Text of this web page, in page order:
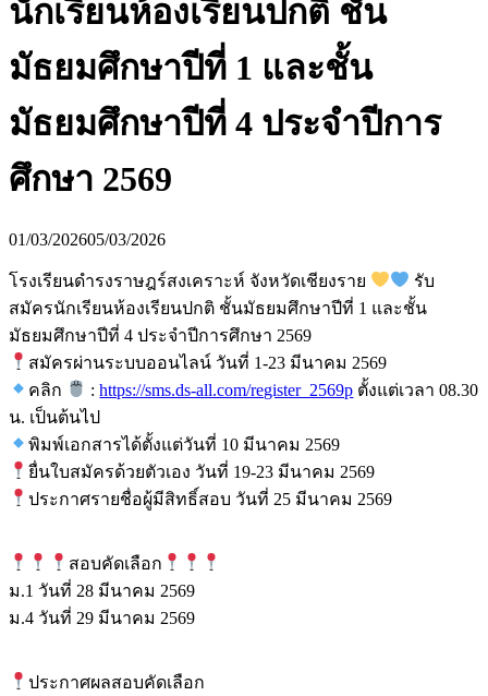
นักเรียนห้องเรียนปกติ ชั้น
มัธยมศึกษาปีที่ 1 และชั้น
มัธยมศึกษาปีที่ 4 ประจำปีการ
ศึกษา 2569
01/03/202605/03/2026
โรงเรียนดำรงราษฎร์สงเคราะห์ จังหวัดเชียงราย
รับ
สมัครนักเรียนห้องเรียนปกติ ชั้นมัธยมศึกษาปีที่ 1 และชั้น
มัธยมศึกษาปีที่ 4 ประจำปีการศึกษา 2569
สมัครผ่านระบบออนไลน์ วันที่ 1-23 มีนาคม 2569
คลิก
:https://sms.ds-all.com/register_2569p ตั้งแต่เวลา 08.30
น. เป็นต้นไป
พิมพ์เอกสารได้ตั้งแต่วันที่ 10 มีนาคม 2569
ยื่นใบสมัครด้วยตัวเอง วันที่ 19-23 มีนาคม 2569
ประกาศรายชื่อผู้มีสิทธิ์สอบ วันที่ 25 มีนาคม 2569
สอบคัดเลือก
ม.1 วันที่ 28 มีนาคม 2569
ม.4 วันที่ 29 มีนาคม 2569
ประกาศผลสอบคัดเลือก